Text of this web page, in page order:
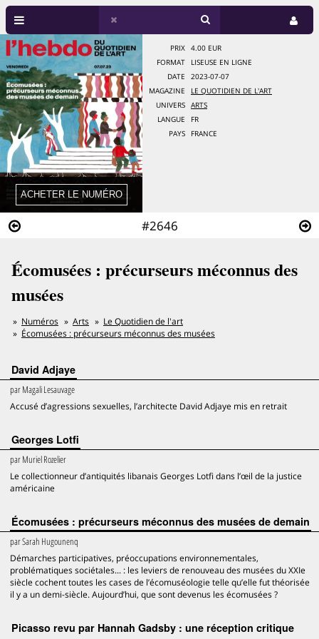
#2646
PRIX
4.00 EUR
FORMAT
LISEUSE EN LIGNE
DATE
2023-07-07
MAGAZINE
LE QUOTIDIEN DE L'ART
UNIVERS
ARTS
LANGUE
FR
PAYS
FRANCE
Écomusées : précurseurs méconnus des
musées
Numéros Arts
Le Quotidien de l'art
Écomusées : précurseurs méconnus des musées
David Adjaye
parMagali Lesauvage
Accusé d’agressions sexuelles, l’architecte David Adjaye mis en retrait
Georges Lotfi
parMuriel Rozelier
Le collectionneur d’antiquités libanais Georges Lotfi dans l’œil de la justice
américaine
Écomusées : précurseurs méconnus des musées de demain
parSarah Hugounenq
Démarches participatives, préoccupations environnementales,
problématiques sociétales... : les leviers de renouveau des musées du XXIe
siècle cochent toutes les cases de l’écomuséologie telle qu’elle fut théorisée
il y a un demi-siècle. Aujourd’hui, que sont devenus les écomusées ?
Picasso revu par Hannah Gadsby : une réception critique